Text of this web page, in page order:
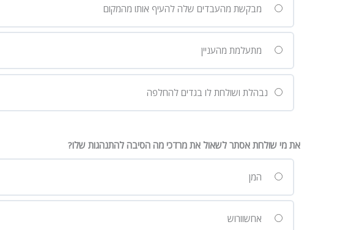
מבקשת מהעבדים שלה להעיף אותו מהמקום
מתעלמת מהעניין
נבהלת ושולחת לו בגדים להחלפה
את מי שולחת אסתר לשאול את מרדכי מה הסיבה להתנהגות שלו?
המן
אחשוורוש